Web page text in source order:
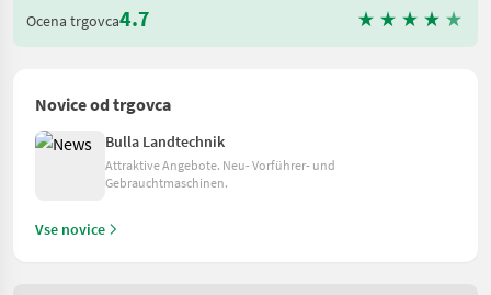
Ocena trgovca4.7
Novice od trgovca
Bulla Landtechnik
Attraktive Angebote. Neu- Vorführer- und
Gebrauchtmaschinen.
Vse novice